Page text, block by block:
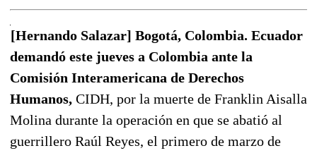
[Hernando Salazar] Bogotá, Colombia. Ecuador
demandó este jueves a Colombia ante la
Comisión Interamericana de Derechos
Humanos, CIDH, por la muerte de Franklin Aisalla
Molina durante la operación en que se abatió al
guerrillero Raúl Reyes, el primero de marzo de